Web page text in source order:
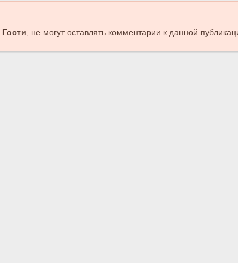
Гости , не могут оставлять комментарии к данной